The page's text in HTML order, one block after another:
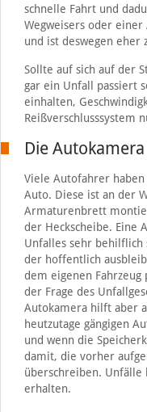
schnelle Fahrt und
Wegweisers oder
und ist deswegen eher
Sollte auf sich auf der
gar ein Unfall passiert
einhalten,
Reißverschlusssystem
Die Autokamera
Viele Autofahrer
Auto. Diese ist an der
Armaturenbrett
der Heckscheibe. Eine
Unfalles sehr
der hoffentlich
dem eigenen
der Frage des
Autokamera hilft aber
heutzutage gängigen
und wenn die
damit, die vorher
überschreiben.
erhalten.